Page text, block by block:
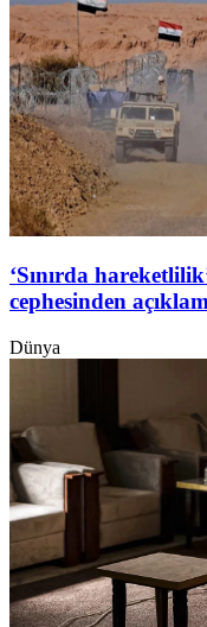
‘Sınırda
cephesinden
Dünya